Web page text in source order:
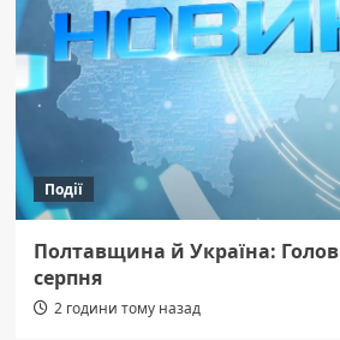
Події
Полтавщина й Україна:
серпня
2 години тому назад